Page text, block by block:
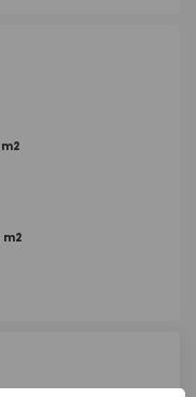
m2
m2